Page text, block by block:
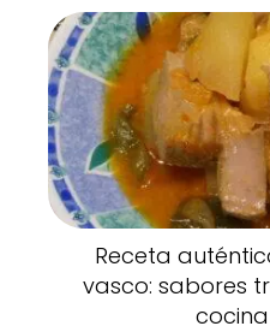
Receta
vasco: sabores